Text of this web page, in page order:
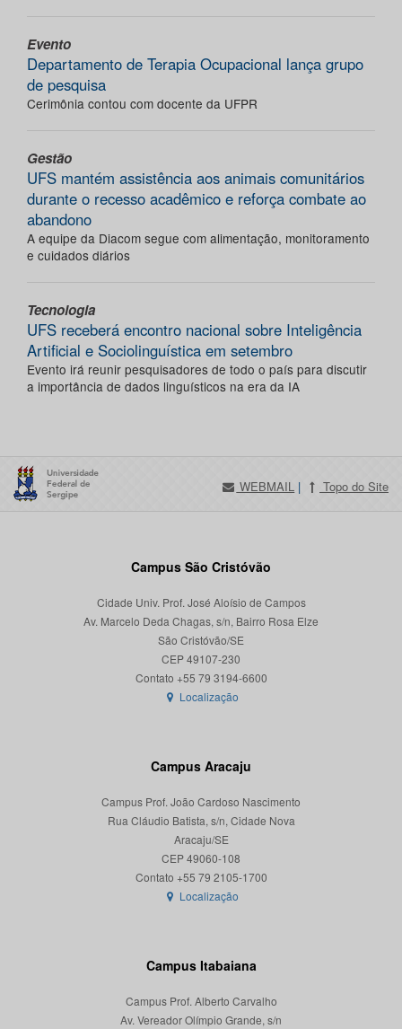
Evento
Departamento de Terapia Ocupacional lança grupo
de pesquisa
Cerimônia contou com docente da UFPR
Gestão
UFS mantém assistência aos animais comunitários
durante o recesso acadêmico e reforça combate ao
abandono
A equipe da Diacom segue com alimentação, monitoramento
e cuidados diários
Tecnologia
UFS receberá encontro nacional sobre Inteligência
Artificial e Sociolinguística em setembro
Evento irá reunir pesquisadores de todo o país para discutir
a importância de dados linguísticos na era da IA
WEBMAIL | Topo do Site
Campus São Cristóvão
Cidade Univ. Prof. José Aloísio de Campos
Av. Marcelo Deda Chagas, s/n, Bairro Rosa Elze
São Cristóvão/SE
CEP 49107-230
Localização
Campus Aracaju
Campus Prof. João Cardoso Nascimento
Rua Cláudio Batista, s/n, Cidade Nova
Aracaju/SE
CEP 49060-108
Localização
Campus Itabaiana
Campus Prof. Alberto Carvalho
Av. Vereador Olímpio Grande, s/n